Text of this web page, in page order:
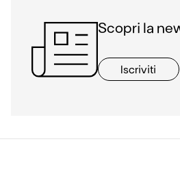
Scopri la
Iscriviti